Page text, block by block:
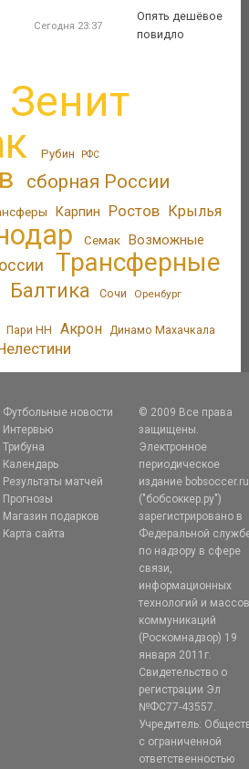
Сегодня 23:37
Опять дешёвое
повидло
Зенит
Рубин РФС
сборная России
Карпин Ростов Крылья
Семак Возможные
Трансферные
Балтика Сочи Оренбург
Пари НН Акрон Динамо Махачкала
Футбольные новости
Интервью
Трибуна
Календарь
Результаты матчей
Прогнозы
Магазин подарков
Карта сайта
© 2009 Все права
защищены.
Электронное
периодическое
издание bobsoccer.ru
("бобсоккер.ру")
зарегистрировано в
Федеральной
по надзору в сфере
связи,
информационных
технологий и
коммуникаций
(Роскомнадзор) 19
января 2011г.
Свидетельство о
регистрации Эл
№ФС77-43557.
Учредитель:
с ограниченной
ответственностью